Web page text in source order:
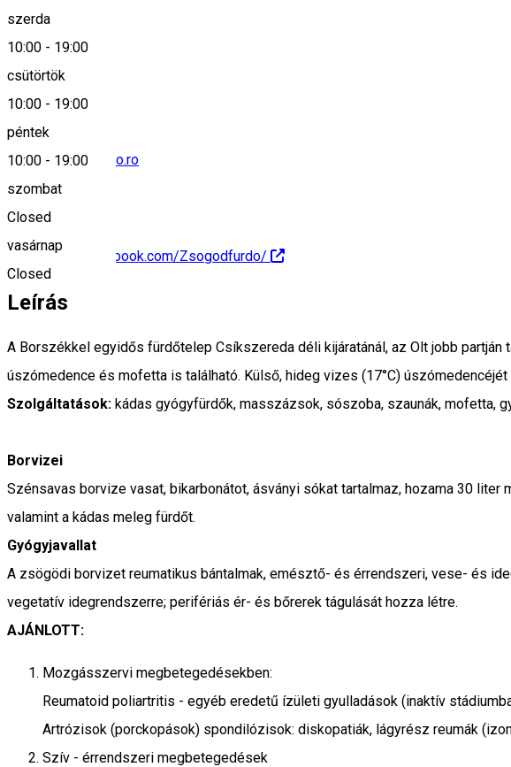
szerda
10:00 - 19:00
csütörtök
10:00 - 19:00
péntek
10:00 - 19:00
szombat
Closed
vasárnap
Closed
info@zsogodfurdo.ro
https://www.facebook.com/Zsogodfurdo/
Leírás
A Borszékkel egyidős fürdőtelep Csíkszereda déli kijáratánál, az Olt jobb
úszómedence és mofetta is található. Külső, hideg vizes (17°C)
Szolgáltatások: kádas gyógyfürdők, masszázsok, sószoba, szaunák, mofetta,
Borvizei
Szénsavas borvize vasat, bikarbonátot, ásványi sókat tartalmaz, hozama 30
valamint a kádas meleg fürdőt.
Gyógyjavallat
A zsögödi borvizet reumatikus bántalmak, emésztő- és érrendszeri, vese- és
vegetatív idegrendszerre; perifériás ér- és bőrerek tágulását hozza létre.
AJÁNLOTT:
Mozgásszervi megbetegedésekben:
Reumatoid poliartritis - egyéb eredetű ízületi gyulladások (inaktív
Artrózisok (porckopások) spondilózisok: diskopatiák, lágyrész reumák
Szív - érrendszeri megbetegedések